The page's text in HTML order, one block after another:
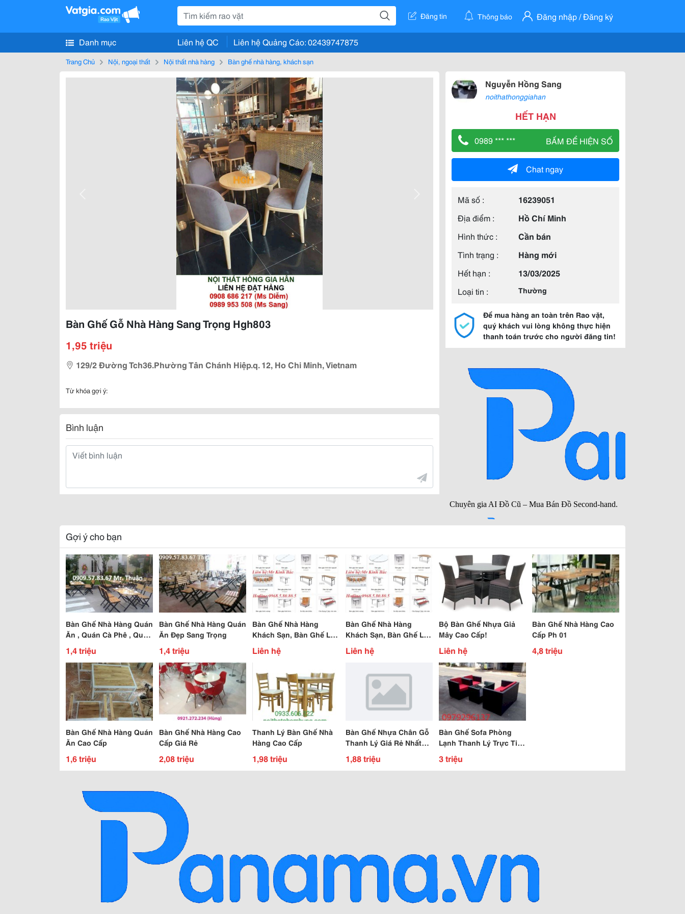
Đăng tin Thông báo Đăng nhập / Đăng ký
Danh mục Liên hệ QC Liên hệ Quảng Cáo: 02439747875
Trang Chủ Nội, ngoại thất Nội thất nhà hàng Bàn ghế nhà hàng, khách sạn
Bàn Ghế Gỗ Nhà Hàng Sang Trọng Hgh803
1,95 triệu
129/2 Đường Tch36.Phường Tân Chánh Hiệp.q. 12, Ho Chi Minh, Vietnam
Từ khóa gợi ý:
Bình luận
Nguyễn Hồng Sang
noithathonggiahan
HẾT HẠN
0989 *** *** BẤM ĐỂ HIỆN SỐ
Chat ngay
Mã số :
16239051
Địa điểm :
Hồ Chí Minh
Hình thức :
Cần bán
Tình trạng :
Hàng mới
Hết hạn :
13/03/2025
Loại tin :
Thường
Để mua hàng an toàn trên Rao vặt,
quý khách vui lòng không thực hiện
thanh toán trước cho người đăng tin!
Gợi ý cho bạn
Bàn Ghế Nhà Hàng Quán
Ăn , Quán Cà Phê , Quán
Nhậu .
1,4 triệu
Bàn Ghế Nhà Hàng Quán
Ăn Đẹp Sang Trọng
1,4 triệu
Bàn Ghế Nhà Hàng
Khách Sạn, Bàn Ghế Led
Quầy Bar Có Điều Khiển
Màu Sắc,
Liên hệ
Bàn Ghế Nhà Hàng
Khách Sạn, Bàn Ghế Led
Quầy Bar Có Điều Khiển
Màu Sắc,
Liên hệ
Bộ Bàn Ghế Nhựa Giả
Mây Cao Cấp!
Liên hệ
Bàn Ghế Nhà Hàng Cao
Cấp Ph 01
4,8 triệu
Bàn Ghế Nhà Hàng Quán
Ăn Cao Cấp
1,6 triệu
Bàn Ghế Nhà Hàng Cao
Cấp Giá Rẻ
2,08 triệu
Thanh Lý Bàn Ghế Nhà
Hàng Cao Cấp
1,98 triệu
Bàn Ghế Nhựa Chân Gỗ
Thanh Lý Giá Rẻ Nhất
Tphcm
1,88 triệu
Bàn Ghế Sofa Phòng
Lạnh Thanh Lý Trực Tiếp
Của Nhà Sản Xuất
3 triệu